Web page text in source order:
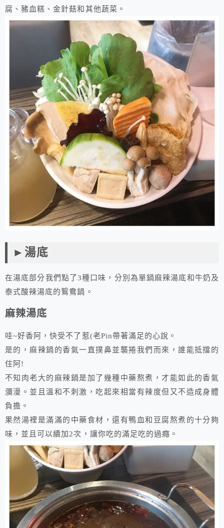
腐、豬血糕、金針菇和其他蔬菜。
►湯底
在湯底部分我們點了3種口味，分別為單鍋麻辣湯底和牛奶及
泰式酸辣湯底的鴛鴦鍋。
麻辣湯底
哇~好香阿，快受不了惹(老Pin帶著滿足的心說。
是的，麻辣鍋的香氣一直撲鼻並襲捲我們而來，誰能抵擋的
住阿!
不知肉老大的麻辣鍋是加了幾種中藥熬煮，才能如此的香氣
瀰漫。並且溫和不刺激，吃起來相當有辣度但又不造成身體
負擔。
果然湯裡是滿滿的中藥食材，還有鴨血和豆腐熬煮的十分夠
味，並且可以續加2次，讓你吃的滿足吃的過癮。